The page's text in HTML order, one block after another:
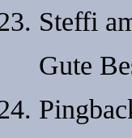
Steffi
Gute